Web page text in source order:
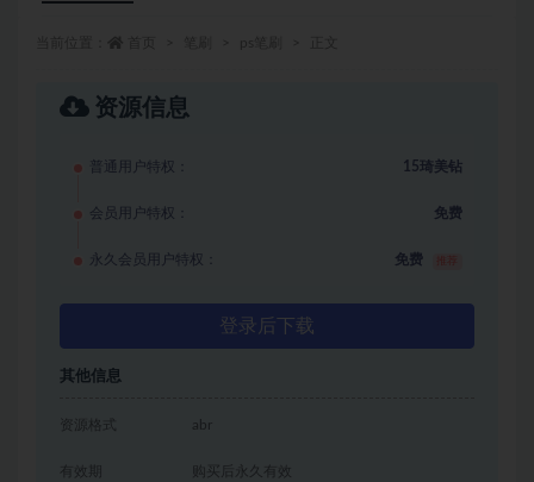
资源信息
普通用户特权： 15琦美钻
会员用户特权： 免费
永久会员用户特权： 免费
登录后下载
其他信息
资源格式 abr
有效期 购买后永久有效